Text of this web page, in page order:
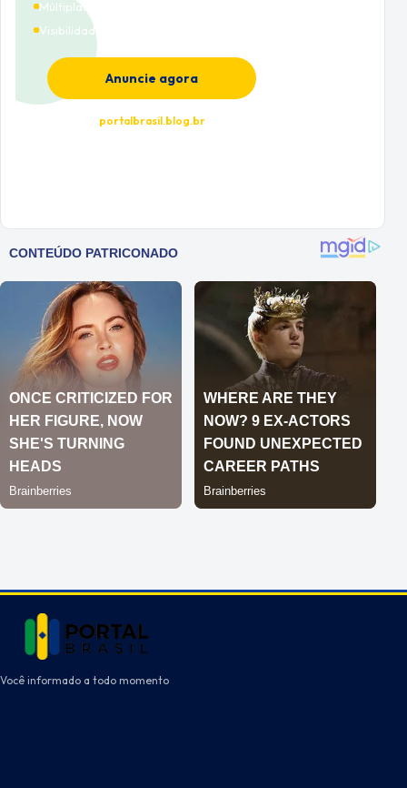
Múltiplas categorias
Visibilidade premium
Anuncie agora
portalbrasil.blog.br
Você informado a todo momento